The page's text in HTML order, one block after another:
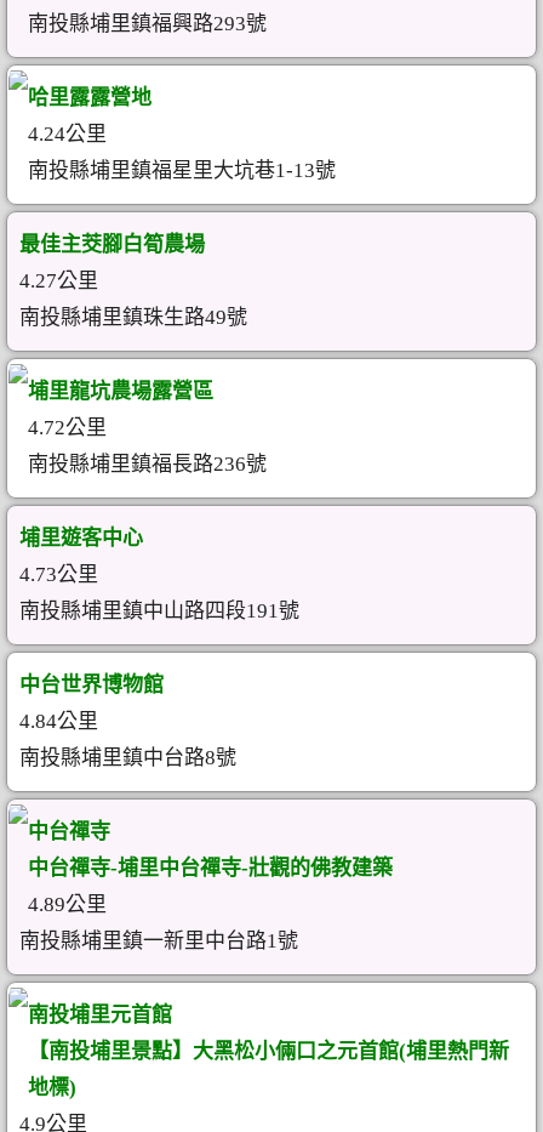
南投縣埔里鎮福興路293號
哈里露露營地
4.24公里
南投縣埔里鎮福星里大坑巷1-13號
最佳主茭腳白筍農場
4.27公里
南投縣埔里鎮珠生路49號
埔里龍坑農場露營區
4.72公里
南投縣埔里鎮福長路236號
埔里遊客中心
4.73公里
南投縣埔里鎮中山路四段191號
中台世界博物館
4.84公里
南投縣埔里鎮中台路8號
中台禪寺
中台禪寺-埔里中台禪寺-壯觀的佛教建築
4.89公里
南投縣埔里鎮一新里中台路1號
南投埔里元首館
【南投埔里景點】大黑松小倆口之元首館(埔里熱門新
地標)
4.9公里